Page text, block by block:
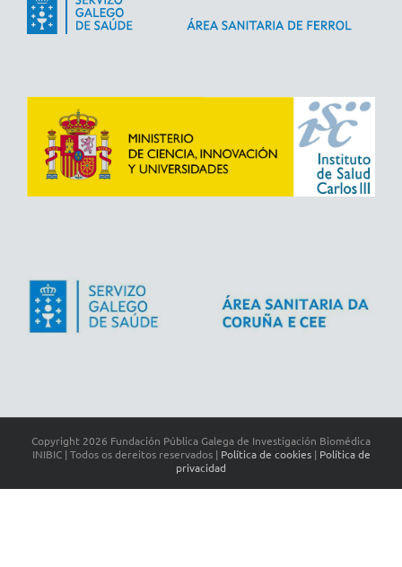
Copyright 2026 Fundación Pública Galega de Investigación Biomédica
INIBIC | Todos os dereitos reservados | Política de cookies| Política de
privacidad